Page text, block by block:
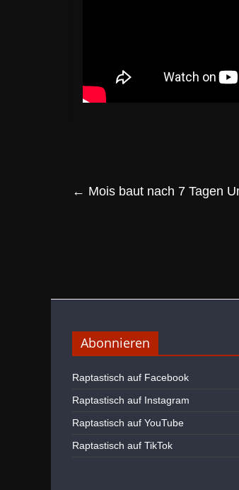
← Mois baut nach 7 Tagen
Abonnieren
Raptastisch auf Facebook
Raptastisch auf Instagram
Raptastisch auf YouTube
Raptastisch auf TikTok